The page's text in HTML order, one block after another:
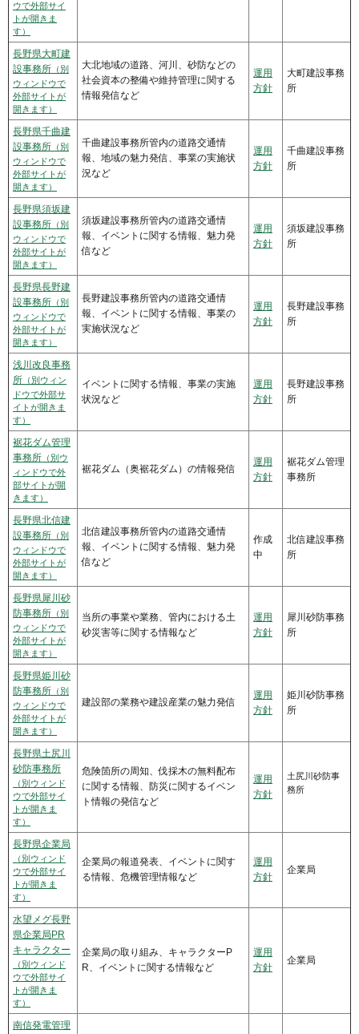
ウで外部サイ
トが開きま
す）
長野県大町建
設事務所 （別
ウィンドウで
外部サイトが
開きます）
大北地域の道路、河川、砂防などの
社会資本の整備や維持管理に関する
情報発信など
運用
方針
大町建設事務
所
長野県千曲建
設事務所 （別
ウィンドウで
外部サイトが
開きます）
千曲建設事務所管内の道路交通情
報、地域の魅力発信、事業の実施状
況など
運用
方針
千曲建設事務
所
長野県須坂建
設事務所 （別
ウィンドウで
外部サイトが
開きます）
須坂建設事務所管内の道路交通情
報、イベントに関する情報、魅力発
信など
運用
方針
須坂建設事務
所
長野県長野建
設事務所 （別
ウィンドウで
外部サイトが
開きます）
長野建設事務所管内の道路交通情
報、イベントに関する情報、事業の
実施状況など
運用
方針
長野建設事務
所
浅川改良事務
所 （別ウィン
ドウで外部サ
イトが開きま
す）
イベントに関する情報、事業の実施
状況など
運用
方針
長野建設事務
所
裾花ダム管理
事務所 （別ウ
ィンドウで外
部サイトが開
きます）
裾花ダム（奥裾花ダム）の情報発信
運用
方針
裾花ダム管理
事務所
長野県北信建
設事務所 （別
ウィンドウで
外部サイトが
開きます）
北信建設事務所管内の道路交通情
報、イベントに関する情報、魅力発
信など
作成
中
北信建設事務
所
長野県犀川砂
防事務所 （別
ウィンドウで
外部サイトが
開きます）
当所の事業や業務、管内における土
砂災害等に関する情報など
運用
方針
犀川砂防事務
所
長野県姫川砂
防事務所 （別
ウィンドウで
外部サイトが
開きます）
建設部の業務や建設産業の魅力発信
運用
方針
姫川砂防事務
所
長野県土尻川
砂防事務所
（別ウィンド
ウで外部サイ
トが開きま
す）
危険箇所の周知、伐採木の無料配布
に関する情報、防災に関するイベン
ト情報の発信など
運用
方針
土尻川砂防事
務所
長野県企業局
（別ウィンド
ウで外部サイ
トが開きま
す）
企業局の報道発表、イベントに関す
る情報、危機管理情報など
運用
方針
企業局
水望メグ長野
県企業局PR
キャラクター
（別ウィンド
ウで外部サイ
トが開きま
す）
企業局の取り組み、キャラクターP
R、イベントに関する情報など
運用
方針
企業局
南信発電管理